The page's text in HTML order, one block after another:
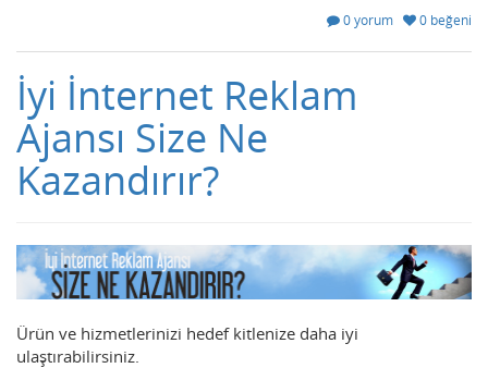
0 yorum 0 beğeni
İyi İnternet Reklam
Ajansı Size Ne
Kazandırır?
Ürün ve hizmetlerinizi hedef kitlenize daha iyi
ulaştırabilirsiniz.